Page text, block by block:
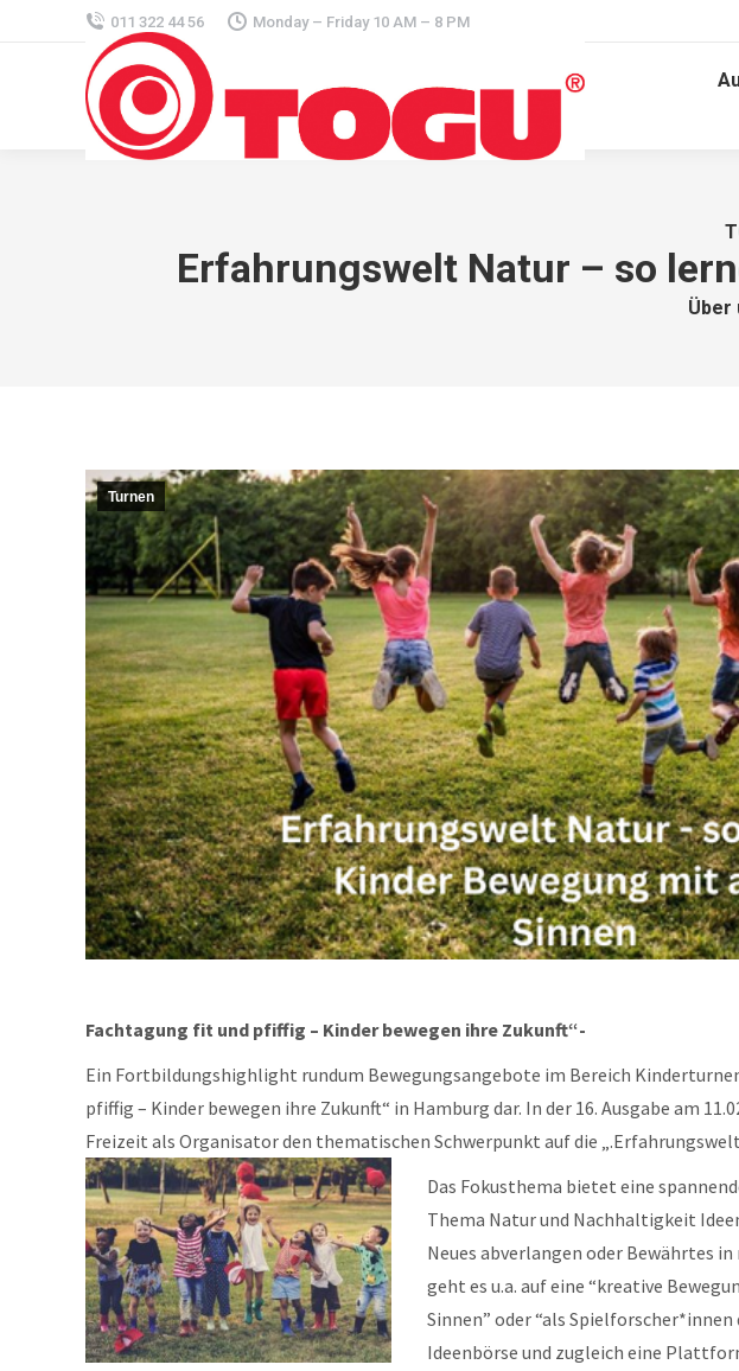
011 322 44 56 Monday – Friday 10 AM – 8 PM
Über
Erfahrungswelt Natur – so
Turnen
Fachtagung fit und pfiffig – Kinder bewegen ihre Zukunft“-
Ein Fortbildungshighlight rundum Bewegungsangebote im Bereich
pfiffig – Kinder bewegen ihre Zukunft“ in Hamburg dar. In der 16. Ausgabe am
Freizeit als Organisator den thematischen Schwerpunkt auf die
Das Fokusthema bietet eine
Thema Natur und Nachhaltigkeit
Neues abverlangen oder Bewährtes
geht es u.a. auf eine “kreative
Sinnen” oder “als
Ideenbörse und zugleich eine